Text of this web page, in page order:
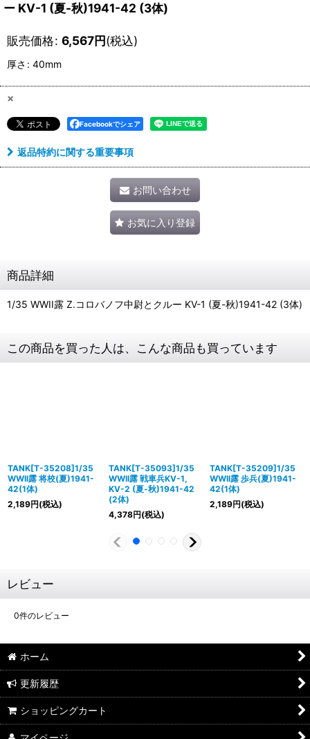
ー KV-1 (夏-秋)1941-42 (3体)
販売価格: 6,567円(税込)
厚さ : 40mm
×
Facebookでシェア
返品特約に関する重要事項
お問い合わせ
お気に入り登録
商品詳細
1/35 WWII露 Z.コロバノフ中尉とクルー KV-1 (夏-秋)1941-42 (3体)
この商品を買った人は、こんな商品も買っています
TANK[T-35208]1/35
WWII露 将校(夏)1941-
42(1体)
2,189円(税込)
TANK[T-35093]1/35
WWII露 戦車兵KV-1,
KV-2 (夏-秋)1941-42
(2体)
4,378円(税込)
TANK[T-35209]1/35
WWII露 歩兵(夏)1941-
42(1体)
2,189円(税込)
レビュー
0件のレビュー
ホーム
更新履歴
ショッピングカート